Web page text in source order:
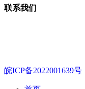
联系我们
皖ICP备2022001639号